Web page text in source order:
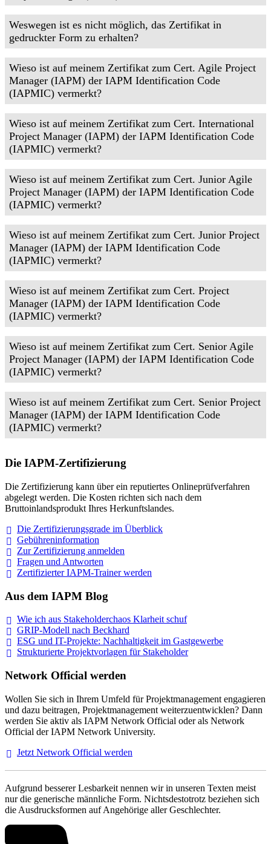
Weswegen ist es nicht möglich, das Zertifikat in
gedruckter Form zu erhalten?
Wieso ist auf meinem Zertifikat zum Cert. Agile Project
Manager (IAPM) der IAPM Identification Code
(IAPMIC) vermerkt?
Wieso ist auf meinem Zertifikat zum Cert. International
Project Manager (IAPM) der IAPM Identification Code
(IAPMIC) vermerkt?
Wieso ist auf meinem Zertifikat zum Cert. Junior Agile
Project Manager (IAPM) der IAPM Identification Code
(IAPMIC) vermerkt?
Wieso ist auf meinem Zertifikat zum Cert. Junior Project
Manager (IAPM) der IAPM Identification Code
(IAPMIC) vermerkt?
Wieso ist auf meinem Zertifikat zum Cert. Project
Manager (IAPM) der IAPM Identification Code
(IAPMIC) vermerkt?
Wieso ist auf meinem Zertifikat zum Cert. Senior Agile
Project Manager (IAPM) der IAPM Identification Code
(IAPMIC) vermerkt?
Wieso ist auf meinem Zertifikat zum Cert. Senior Project
Manager (IAPM) der IAPM Identification Code
(IAPMIC) vermerkt?
Die IAPM-Zertifizierung
Die Zertifizierung kann über ein reputiertes Onlineprüfverfahren
abgelegt werden. Die Kosten richten sich nach dem
Bruttoinlandsprodukt Ihres Herkunftslandes.
Die Zertifizierungsgrade im Überblick
Gebühreninformation
Zur Zertifizierung anmelden
Fragen und Antworten
Zertifizierter IAPM-Trainerwerden
Aus dem IAPM Blog
Wie ich aus Stakeholderchaos Klarheit schuf
GRIP-Modell nach Beckhard
ESG und IT-Projekte: Nachhaltigkeit im Gastgewerbe
Strukturierte Projektvorlagen für Stakeholder
Network Official werden
Wollen Sie sich in Ihrem Umfeld für Projektmanagement engagieren
und dazu beitragen, Projektmanagement weiterzuentwicklen? Dann
werden Sie aktiv als IAPM Network Official oder als Network
Official der IAPM Network University.
Jetzt Network Official werden
Aufgrund besserer Lesbarkeit nennen wir in unseren Texten meist
nur die generische männliche Form. Nichtsdestotrotz beziehen sich
die Ausdrucksformen auf Angehörige aller Geschlechter.